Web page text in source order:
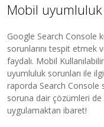
Mobil uyumluluk
Google Search Console
sorunlarını tespit etmek
faydalı. Mobil
uyumluluk sorunları ile
raporda Search Console
soruna dair çözümleri
uygulamaktan ibaret!